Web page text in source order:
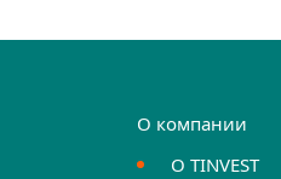
О компании
О TINVEST